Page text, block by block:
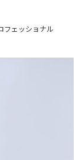
フェッショナル